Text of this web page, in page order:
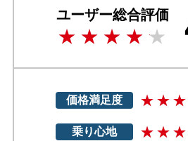
ユーザー総合評価
価格満足度
乗り心地